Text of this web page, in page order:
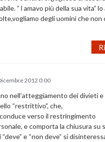
” l amavo più della sua vita” lo
degli uomini che non
2012 0:00
nell’atteggiamento dei divieti e
“restrittivo”, che,
verso il restringimento
e comporta la chiusura su
e “non deve” si